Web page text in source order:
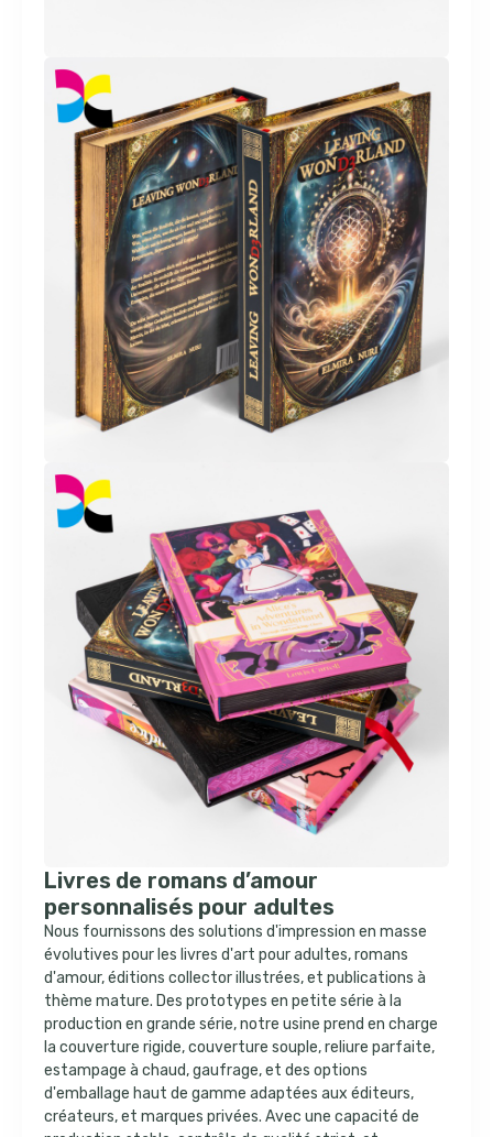
Livres de romans d’amour
personnalisés pour adultes
Nous fournissons des solutions d'impression en masse
évolutives pour les livres d'art pour adultes, romans
d'amour, éditions collector illustrées, et publications à
thème mature. Des prototypes en petite série à la
production en grande série, notre usine prend en charge
la couverture rigide, couverture souple, reliure parfaite,
estampage à chaud, gaufrage, et des options
d'emballage haut de gamme adaptées aux éditeurs,
créateurs, et marques privées. Avec une capacité de